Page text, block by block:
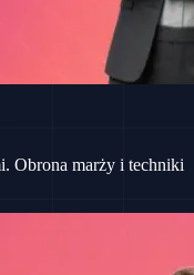
Obrona marży i techniki